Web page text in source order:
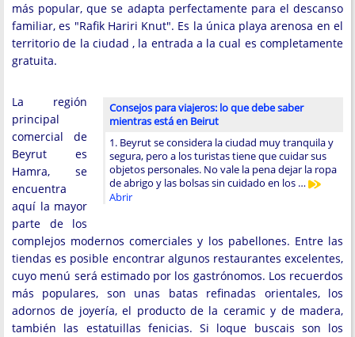
más popular, que se adapta perfectamente para el descanso
familiar, es "Rafik Hariri Knut". Es la única playa arenosa en el
territorio de la ciudad , la entrada a la cual es completamente
gratuita.
Consejos para viajeros: lo que debe saber
mientras está en Beirut
1. Beyrut se considera la ciudad muy tranquila y
segura, pero a los turistas tiene que cuidar sus
objetos personales. No vale la pena dejar la ropa
de abrigo y las bolsas sin cuidado en los …
Abrir
La región
principal
comercial de
Beyrut es
Hamra, se
encuentra
aquí la mayor
parte de los
complejos modernos comerciales y los pabellones. Entre las
tiendas es posible encontrar algunos restaurantes excelentes,
cuyo menú será estimado por los gastrónomos. Los recuerdos
más populares, son unas batas refinadas orientales, los
adornos de joyería, el producto de la ceramic y de madera,
también las estatuillas fenicias. Si loque buscais son los